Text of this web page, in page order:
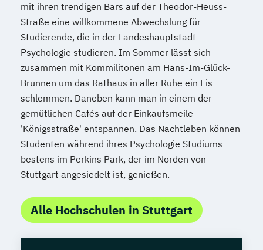
mit ihren trendigen Bars auf der Theodor-Heuss-
Straße eine willkommene Abwechslung für
Studierende, die in der Landeshauptstadt
Psychologie studieren. Im Sommer lässt sich
zusammen mit Kommilitonen am Hans-Im-Glück-
Brunnen um das Rathaus in aller Ruhe ein Eis
schlemmen. Daneben kann man in einem der
gemütlichen Cafés auf der Einkaufsmeile
'Königsstraße' entspannen. Das Nachtleben können
Studenten während ihres Psychologie Studiums
bestens im Perkins Park, der im Norden von
Stuttgart angesiedelt ist, genießen.
Alle Hochschulen in Stuttgart